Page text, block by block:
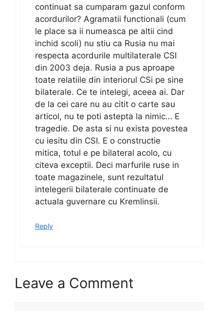
continuat sa cumparam gazul conform
acordurilor? Agramatii functionali (cum
le place sa ii numeasca pe altii cind
inchid scoli) nu stiu ca Rusia nu mai
respecta acordurile multilaterale CSI
din 2003 deja. Rusia a pus aproape
toate relatiile din interiorul CSi pe sine
bilaterale. Ce te intelegi, aceea ai. Dar
de la cei care nu au citit o carte sau
articol, nu te poti astepta la nimic… E
tragedie. De asta si nu exista povestea
cu iesitu din CSI. E o constructie
mitica, totul e pe bilateral acolo, cu
citeva exceptii. Deci marfurile ruse in
toate magazinele, sunt rezultatul
intelegerii bilaterale continuate de
actuala guvernare cu Kremlinsii.
Reply
Leave a Comment